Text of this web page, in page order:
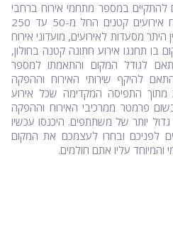
להתקיים במספר מתחמי אירוח ברחבי
העיר המותאמים ומיועדים לאירוח אירועים קטנים החל מ-50 עד 250
מסעדות לאירועים, מועדוני אירוח
בו תחגגו אירוע חתונה קטנה בחולון,
לגודל המקום והתאמתו למספר
להיקף שירותי האירוח וההפקה
מתוך התפיסה המקדימה שכל אירוע
פרמטר ממרכיבי האירוח וההפקה
יותר של משתתפים. היכנסו עכשיו
לפניכם ובחרו לעצמכם את המקום
והמיוחד עליו אתם חולמים.